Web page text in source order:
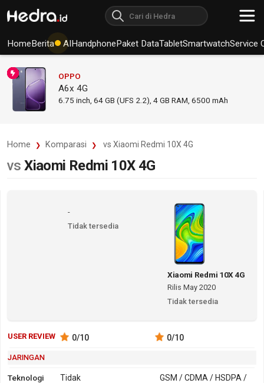
HomeBerita AIHandphonePaket DataTabletSmartwatchService
OPPO
A6x 4G
6.75 inch, 64 GB (UFS 2.2), 4 GB RAM 6500 mAh
Home Komparasi vs Xiaomi Redmi 10X 4G
vsXiaomi Redmi 10X 4G
-
Tidak tersedia
Xiaomi Redmi 10X 4G
Rilis May 2020
Tidak tersedia
USER REVIEW 0/10 0/10
JARINGAN
Teknologi Tidak
GSM / CDMA / HSDPA /